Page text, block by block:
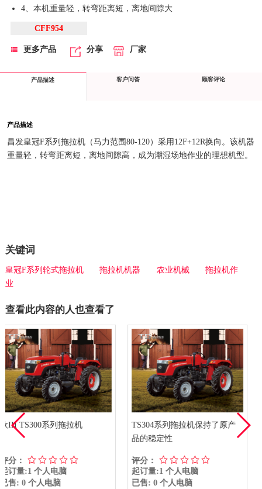
4、本机重量轻，转弯距离短，离地间隙大
CFF954
更多产品 分享 厂家
产品描述 客户问答 顾客评论
产品描述
昌发皇冠F系列拖拉机（马力范围80-120）采用12F+12R换向。该机器
重量轻，转弯距离短，离地间隙高，成为潮湿场地作业的理想机型。
关键词
皇冠F系列轮式拖拉机 拖拉机机器 农业机械
拖拉机作
业
查看此内容的人也查看了
机
TS304系列拖拉机保持了原产
评分：
起订量:1 个人电脑
欧洲III型TS350系
评分：
起订量:1 个人电脑